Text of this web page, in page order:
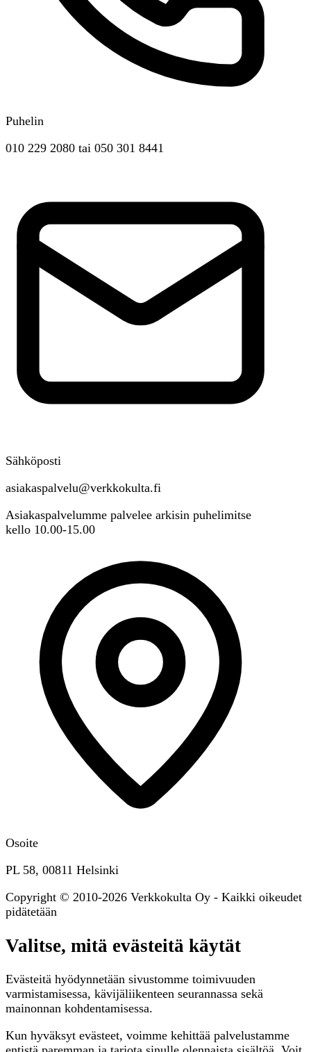
Puhelin
010 229 2080 tai 050 301 8441
Sähköposti
asiakaspalvelu@verkkokulta.fi
Asiakaspalvelumme palvelee arkisin puhelimitse
kello 10.00-15.00
Osoite
PL 58, 00811 Helsinki
Copyright © 2010-2026 Verkkokulta Oy - Kaikki oikeudet
pidätetään
Valitse, mitä evästeitä käytät
Evästeitä hyödynnetään sivustomme toimivuuden
varmistamisessa, kävijäliikenteen seurannassa sekä
mainonnan kohdentamisessa.
Kun hyväksyt evästeet, voimme kehittää palvelustamme